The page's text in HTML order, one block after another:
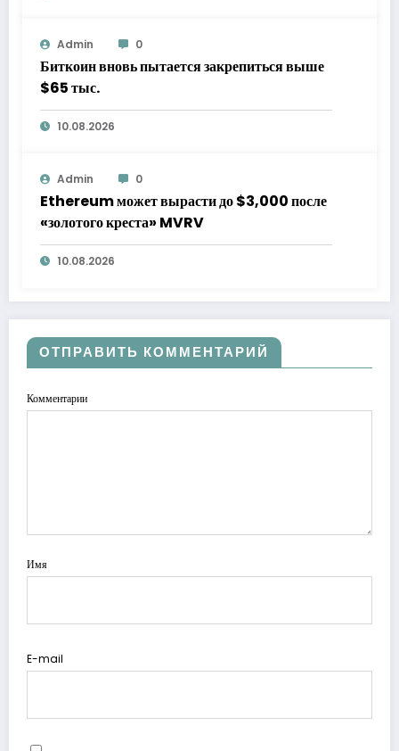
Admin 0
Биткоин вновь пытается закрепиться выше
$65 тыс.
10.08.2026
Admin 0
Ethereum может вырасти до $3,000 после
«золотого креста» MVRV
10.08.2026
ОТПРАВИТЬ КОММЕНТАРИЙ
Комментарии
Имя
E-mail